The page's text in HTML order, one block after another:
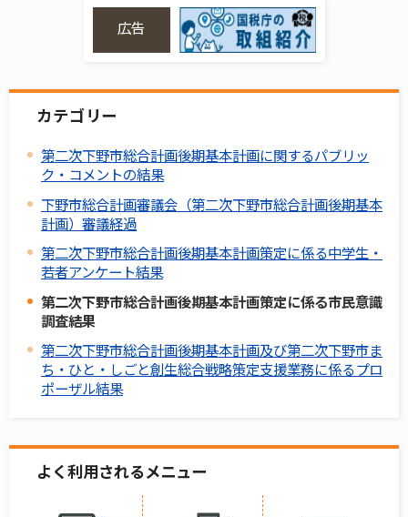
広告
カテゴリー
第二次下野市総合計画後期基本計画に関するパブリッ
ク・コメントの結果
下野市総合計画審議会（第二次下野市総合計画後期基本
計画）審議経過
第二次下野市総合計画後期基本計画策定に係る中学生・
若者アンケート結果
第二次下野市総合計画後期基本計画策定に係る市民意識
調査結果
第二次下野市総合計画後期基本計画及び第二次下野市ま
ち・ひと・しごと創生総合戦略策定支援業務に係るプロ
ポーザル結果
よく利用されるメニュー